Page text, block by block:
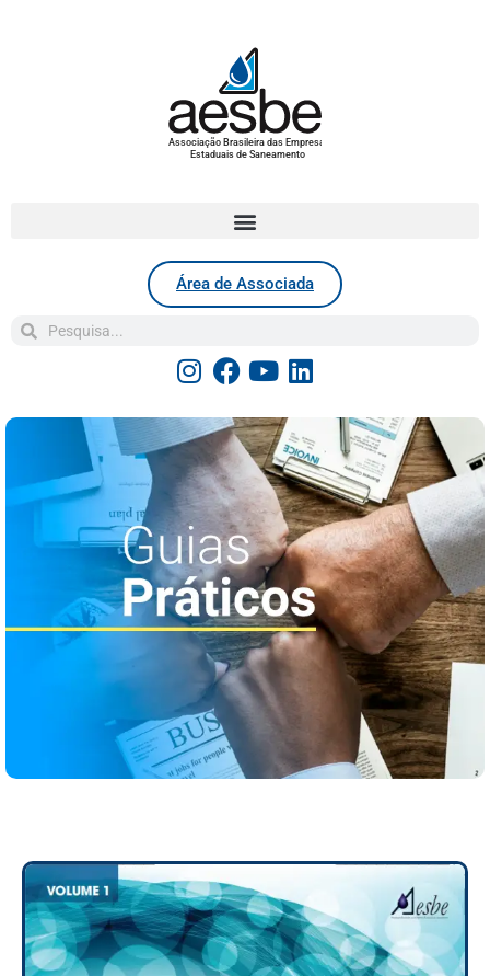
Associação Brasileira das Empresas
Estaduais de Saneamento
Área de Associada